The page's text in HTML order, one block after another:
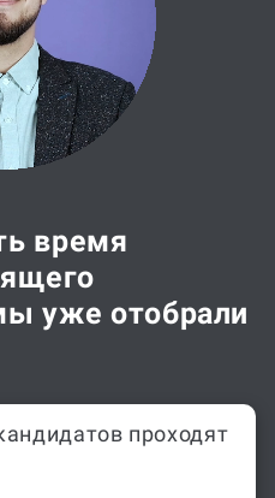
время
уже отобрали
проходят